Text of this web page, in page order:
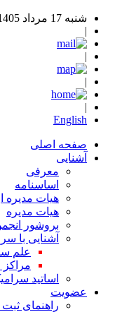
شنبه 17 مرداد 1405
English
صفحه اصلی
آشنایی
معرفی
اساسنامه
هیات مدیره
هیات مدیره
بروشور انجمن
آشنایی با
علم
مراکز
اساتید
عضویت
راهنمای ثبت